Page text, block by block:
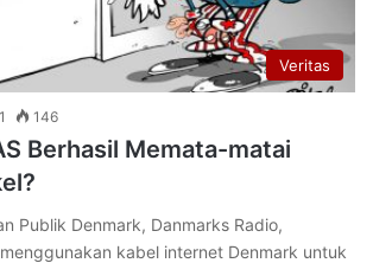
Veritas
146
Berhasil Memata-matai
Publik Denmark, Danmarks Radio,
kabel internet Denmark untuk